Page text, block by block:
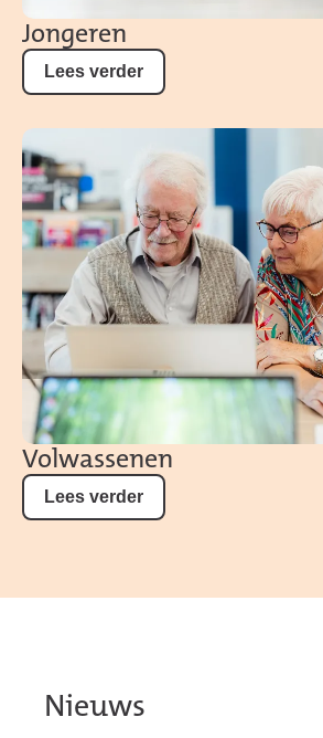
Lees verder
Jongeren
Lees verder
Volwassenen
Nieuws